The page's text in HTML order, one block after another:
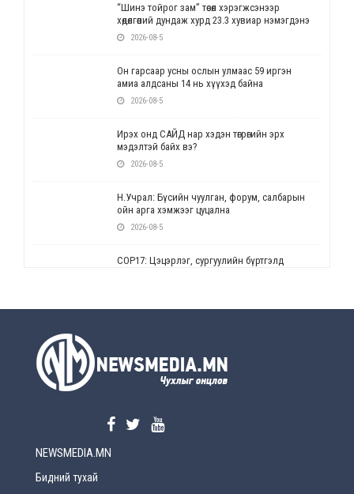
“Шинэ тойрог зам” төсөл хэрэгжсэнээр
хөдөлгөөний дундаж хурд 23.3 хувиар нэмэгдэнэ
2026-08-5
Он гарсаар усны ослын улмаас 59 иргэн
амиа алдсаны 14 нь хүүхэд байна
2026-08-5
Ирэх онд САЙД нар хэдэн төгрөгийн эрх
мэдэлтэй байх вэ?
2026-08-5
Н.Учрал: Бүсийн чуулган, форум, салбарын
ойн арга хэмжээг цуцална
2026-08-5
СОР17: Цэцэрлэг, сургуулийн бүртгэлд
2026-08-5
2026-08-5
NEWSMEDIA.MN
Бидний тухай